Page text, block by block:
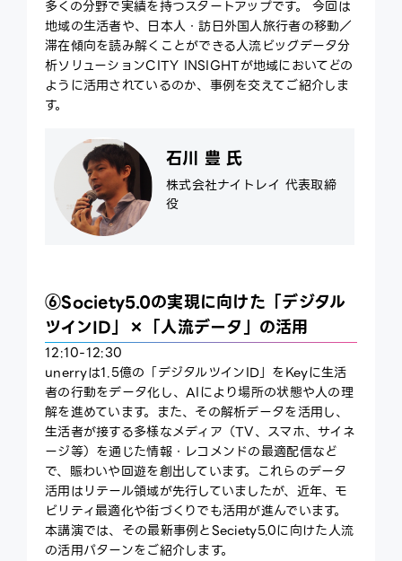
多くの分野で実績を持つスタートアップです。 今回は
地域の生活者や、日本人・訪日外国人旅行者の移動／
滞在傾向を読み解くことができる人流ビッグデータ分
析ソリューションCITY INSIGHTが地域においてどの
ように活用されているのか、事例を交えてご紹介しま
す。
石川 豊 氏
株式会社ナイトレイ 代表取締
役
⑥Society5.0の実現に向けた「デジタル
ツインID」×「人流データ」の活用
12:10-12:30
unerryは1.5億の「デジタルツインID」をKeyに生活
者の行動をデータ化し、AIにより場所の状態や人の理
解を進めています。また、その解析データを活用し、
生活者が接する多様なメディア（TV、スマホ、サイネ
ージ等）を通じた情報・レコメンドの最適配信など
で、賑わいや回遊を創出しています。これらのデータ
活用はリテール領域が先行していましたが、近年、モ
ビリティ最適化や街づくりでも活用が進んでいます。
本講演では、その最新事例とSeciety5.0に向けた人流
の活用パターンをご紹介します。